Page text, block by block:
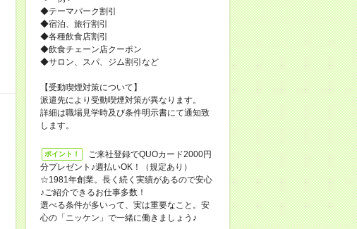
◆テーマパーク割引
◆宿泊、旅行割引
◆各種飲食店割引
◆飲食チェーン店クーポン
◆サロン、スパ、ジム割引など
【受動喫煙対策について】
派遣先により受動喫煙対策が異なります。
詳細は職場見学時及び条件明示書にて通知致
します。
ポイント！
ご来社登録でQUOカード2000円
分プレゼント♪週払いOK！（規定あり）
☆1981年創業。長く続く実績があるので安心
♪ご紹介できるお仕事多数！
選べる条件が多いって、実は重要なこと。安
心の「ニッケン」で一緒に働きましょう♪